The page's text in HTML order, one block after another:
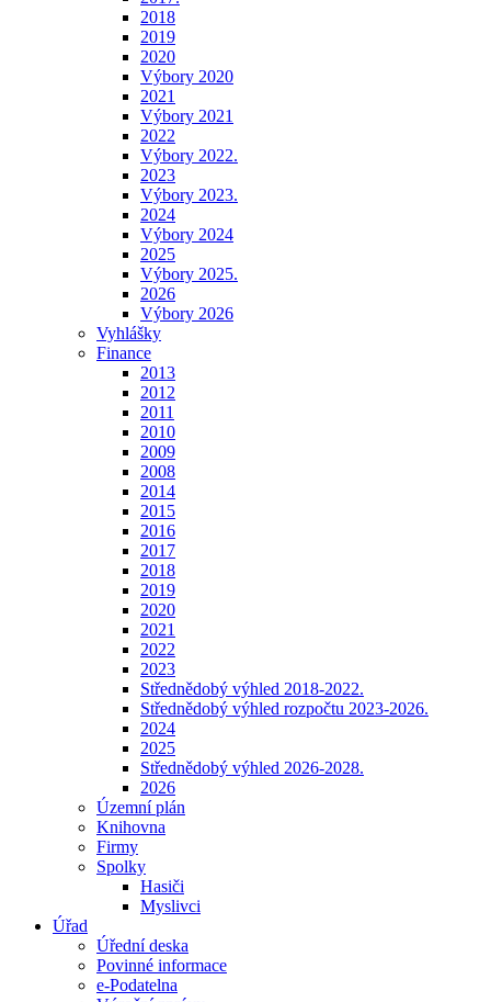
2018
2019
2020
Výbory 2020
2021
Výbory 2021
2022
Výbory 2022.
2023
Výbory 2023.
2024
Výbory 2024
2025
Výbory 2025.
2026
Výbory 2026
Vyhlášky
Finance
2013
2012
2011
2010
2009
2008
2014
2015
2016
2017
2018
2019
2020
2021
2022
2023
Střednědobý výhled 2018-2022.
Střednědobý výhled rozpočtu 2023-2026.
2024
2025
Střednědobý výhled 2026-2028.
2026
Územní plán
Knihovna
Firmy
Spolky
Hasiči
Myslivci
Úřad
Úřední deska
Povinné informace
e-Podatelna